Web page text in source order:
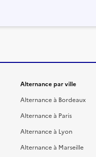
Alternance par ville
Alternance à Bordeaux
Alternance à Paris
Alternance à Lyon
Alternance à Marseille